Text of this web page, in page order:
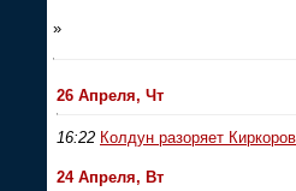
»
26 Апреля, Чт
16:22 Колдун разоряет
24 Апреля, Вт